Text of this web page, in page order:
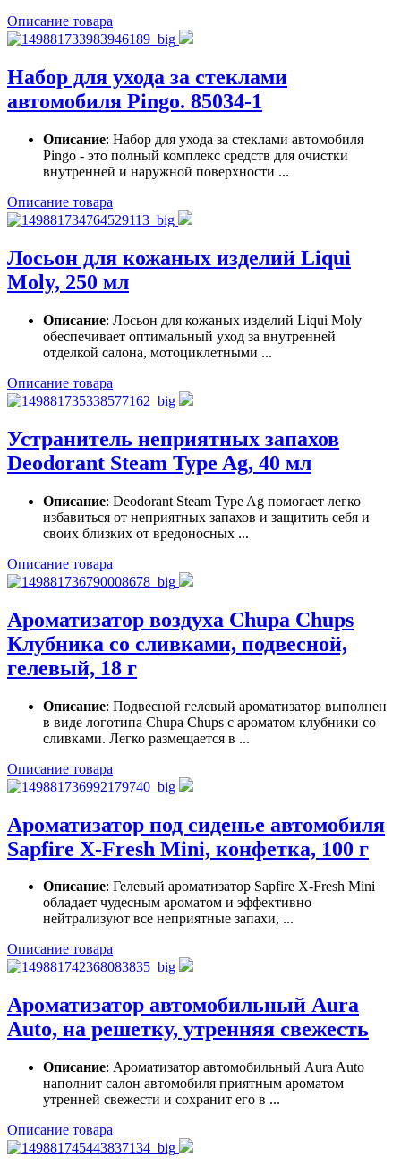
Описание товара
Набор для ухода за стеклами
автомобиля Pingo. 85034-1
Описание: Набор для ухода за стеклами автомобиля
Pingo - это полный комплекс средств для очистки
внутренней и наружной поверхности ...
Описание товара
Лосьон для кожаных изделий Liqui
Moly, 250 мл
Описание: Лосьон для кожаных изделий Liqui Moly
обеспечивает оптимальный уход за внутренней
отделкой салона, мотоциклетными ...
Описание товара
Устранитель неприятных запахов
Deodorant Steam Type Ag, 40 мл
Описание: Deodorant Steam Type Ag помогает легко
избавиться от неприятных запахов и защитить себя и
своих близких от вредоносных ...
Описание товара
Ароматизатор воздуха Chupa Chups
Клубника со сливками, подвесной,
гелевый, 18 г
Описание: Подвесной гелевый ароматизатор выполнен
в виде логотипа Chupa Chups с ароматом клубники со
сливками. Легко размещается в ...
Описание товара
Ароматизатор под сиденье автомобиля
Sapfire X-Fresh Mini, конфетка, 100 г
Описание: Гелевый ароматизатор Sapfire X-Fresh Mini
обладает чудесным ароматом и эффективно
нейтрализуют все неприятные запахи, ...
Описание товара
Ароматизатор автомобильный Aura
Auto, на решетку, утренняя свежесть
Описание: Ароматизатор автомобильный Aura Auto
наполнит салон автомобиля приятным ароматом
утренней свежести и сохранит его в ...
Описание товара